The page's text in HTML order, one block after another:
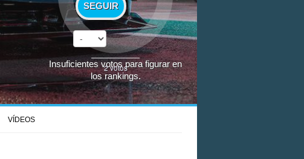
SEGUIR
2votos
Insuficientes votos para figurar en
los rankings.
VÍDEOS